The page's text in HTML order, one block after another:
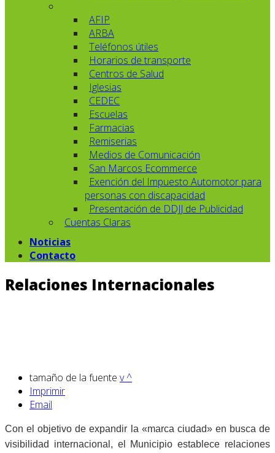
AFIP
ARBA
Teléfonos útiles
Horarios de transporte
Centros de Salud
Iglesias
CEDEC
Escuelas
Farmacias
Remiserias
Medios de Comunicación
San Marcos Ecommerce
Exención del Impuesto Automotor para
personas con discapacidad
Presentación de DDJJ de Publicidad
Cuentas Claras
Noticias
Contacto
Relaciones Internacionales
tamaño de la fuente v^
Imprimir
Email
Con el objetivo de expandir la «marca ciudad» en busca de
visibilidad internacional, el Municipio establece relaciones